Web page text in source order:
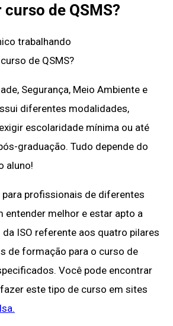
de QSMS?
de QSMS?
Segurança, Meio Ambiente e
diferentes modalidades,
escolaridade mínima ou até
graduação. Tudo depende do
aluno!
para profissionais de diferentes
entender melhor e estar apto a
ISO referente aos quatro pilares
de formação para o curso de
Você pode encontrar
este tipo de curso em sites